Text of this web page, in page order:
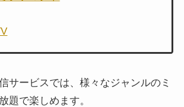
サービスでは、様々なジャンルのミ
題で楽しめます。